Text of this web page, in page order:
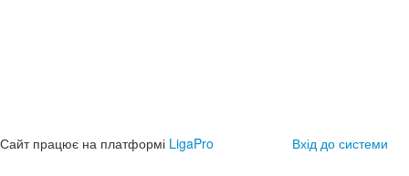
Сайт працює на платформі LigaPro Вхід до системи